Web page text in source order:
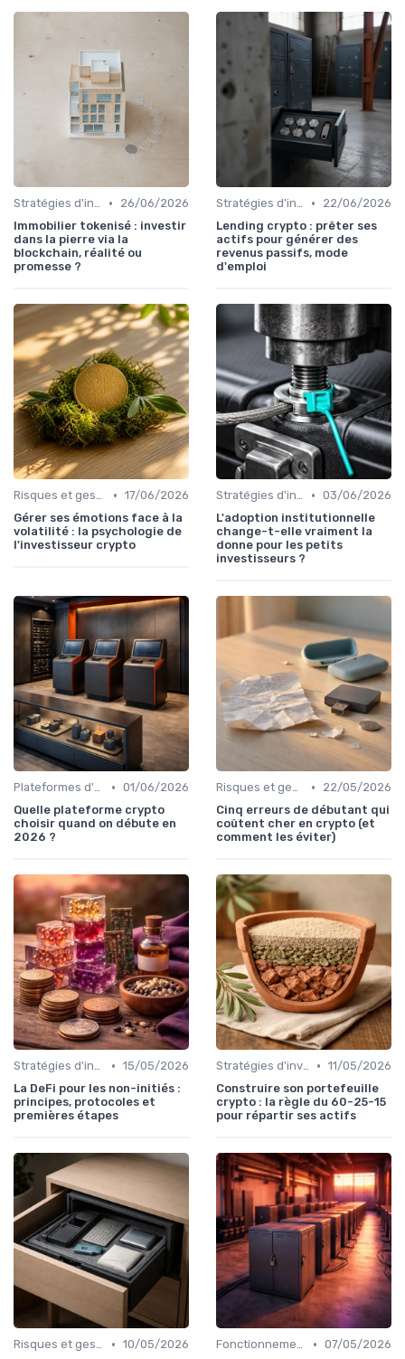
Stratégies d'investissement •
26/06/2026
Immobilier tokenisé : investir
dans la pierre via la
blockchain, réalité ou
promesse ?
Stratégies d'investissement •
22/06/2026
Lending crypto : prêter ses
actifs pour générer des
revenus passifs, mode
d'emploi
Risques et gestion de portefeuille • 17/06/2026
Gérer ses émotions face à la
volatilité : la psychologie de
l'investisseur crypto
Stratégies d'investissement • 03/06/2026
L'adoption institutionnelle
change-t-elle vraiment la
donne pour les petits
investisseurs ?
Plateformes d'échange et portefeuilles • 01/06/2026
Quelle plateforme crypto
choisir quand on débute en
2026 ?
Risques et gestion de portefeuille •
22/05/2026
Cinq erreurs de débutant qui
coûtent cher en crypto (et
comment les éviter)
Stratégies d'investissement • 15/05/2026
La DeFi pour les non-initiés :
principes, protocoles et
premières étapes
Stratégies d'investissement • 11/05/2026
Construire son portefeuille
crypto : la règle du 60-25-15
pour répartir ses actifs
Risques et gestion de portefeuille • 10/05/2026
Fonctionnement des cryptomonnaies • 07/05/2026